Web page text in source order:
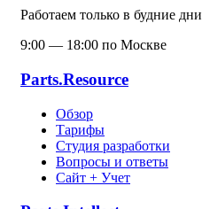
Работаем только в будние дни
9:00 — 18:00 по Москве
Parts.Resource
Обзор
Тарифы
Студия разработки
Вопросы и ответы
Сайт + Учет